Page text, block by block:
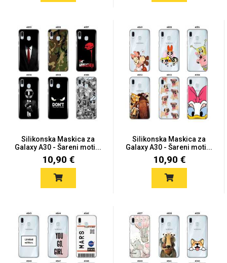
Silikonska Maskica za
Galaxy A30 - Šareni moti...
10,90 €
Silikonska Maskica za
Galaxy A30 - Šareni moti...
10,90 €